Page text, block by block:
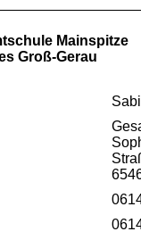
Mainspitze
Groß-Gerau